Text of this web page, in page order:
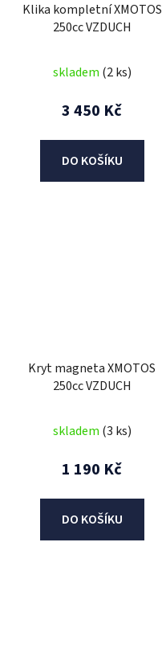
Klika kompletní XMOTOS
250cc VZDUCH
skladem (2 ks)
3 450 Kč
DO KOŠÍKU
Kryt magneta XMOTOS
250cc VZDUCH
skladem (3 ks)
1 190 Kč
DO KOŠÍKU